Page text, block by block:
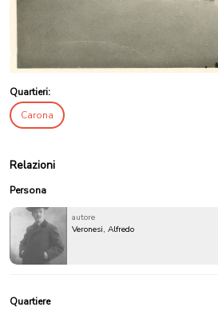
Quartieri:
Carona
Relazioni
Persona
autore
Veronesi, Alfredo
Quartiere